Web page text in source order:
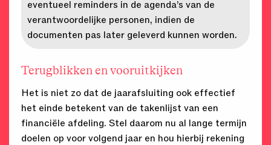
eventueel reminders in de agenda’s van de
verantwoordelijke personen, indien de
documenten pas later geleverd kunnen worden.
Terugblikken en vooruitkijken
Het is niet zo dat de jaarafsluiting ook effectief
het einde betekent van de takenlijst van een
financiële afdeling. Stel daarom nu al lange termijn
doelen op voor volgend jaar en hou hierbij rekening